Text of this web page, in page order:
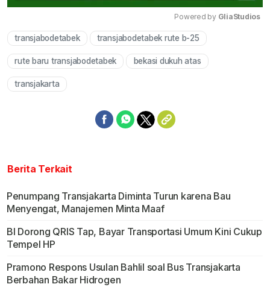
Powered by GliaStudios
transjabodetabek transjabodetabek rute b-25
rute baru transjabodetabek bekasi dukuh atas
transjakarta
Berita Terkait
Penumpang Transjakarta Diminta Turun karena Bau
Menyengat, Manajemen Minta Maaf
BI Dorong QRIS Tap, Bayar Transportasi Umum Kini Cukup
Tempel HP
Pramono Respons Usulan Bahlil soal Bus Transjakarta
Berbahan Bakar Hidrogen